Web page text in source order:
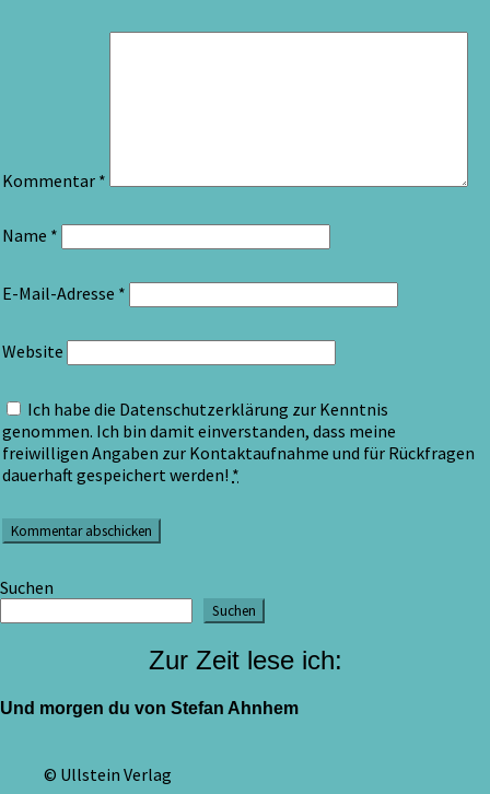
Kommentar *
Name *
E-Mail-Adresse *
Website
Ich habe die Datenschutzerklärung zur Kenntnis
genommen. Ich bin damit einverstanden, dass meine
freiwilligen Angaben zur Kontaktaufnahme und für Rückfragen
dauerhaft gespeichert werden! *
Suchen
Suchen
Zur Zeit lese ich:
Und morgen du von Stefan Ahnhem
© Ullstein Verlag